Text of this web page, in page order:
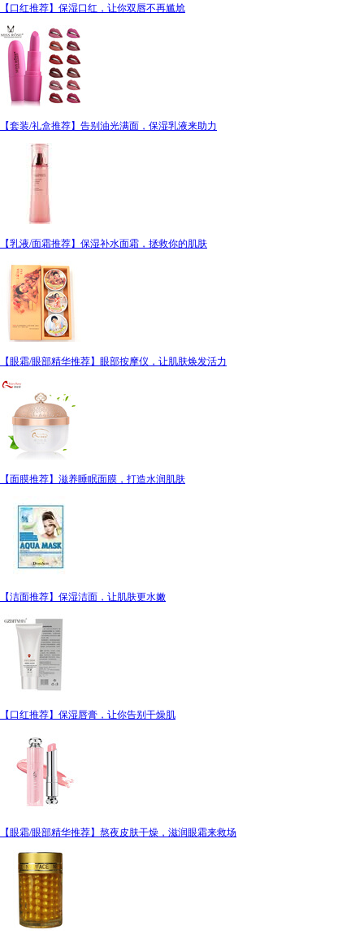
【口红推荐】保湿口红，让你双唇不再尴尬
【套装/礼盒推荐】告别油光满面，保湿乳液来助力
【乳液/面霜推荐】保湿补水面霜，拯救你的肌肤
【眼霜/眼部精华推荐】眼部按摩仪，让肌肤焕发活力
【面膜推荐】滋养睡眠面膜，打造水润肌肤
【洁面推荐】保湿洁面，让肌肤更水嫩
【口红推荐】保湿唇膏，让你告别干燥肌
【眼霜/眼部精华推荐】熬夜皮肤干燥，滋润眼霜来救场